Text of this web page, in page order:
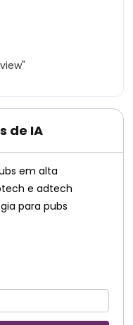
de IA
em alta
e adtech
para pubs